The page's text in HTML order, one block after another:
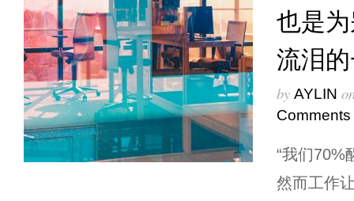
也是
流泪
by AYLIN
Comments
“我们70%
然而工作